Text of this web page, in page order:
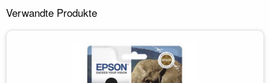
Verwandte Produkte